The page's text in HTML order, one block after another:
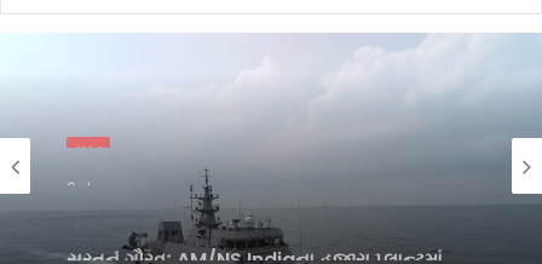
સુરત
સુરતનું ગૌરવઃ AM/NS Indiaના હજીરા પ્લાન્ટમાં
નિર્મિત સ્ટીલથી સજ્જ ભારતનું નવીનત્તમ
યુદ્ધજહાજ INS માલવણ